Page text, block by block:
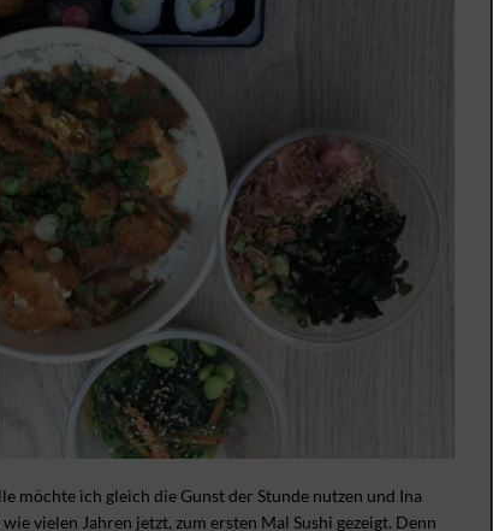
möchte ich gleich die Gunst der Stunde nutzen und Ina
vielen Jahren jetzt, zum ersten Mal Sushi gezeigt. Denn